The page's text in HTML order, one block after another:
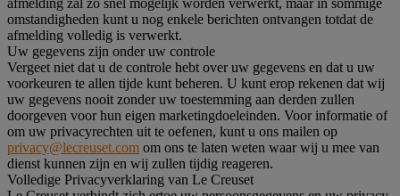
omstandigheden kunt u nog enkele berichten ontvangen totdat de
afmelding volledig is verwerkt.
Uw gegevens zijn onder uw controle
Vergeet niet dat u de controle hebt over uw gegevens en dat u uw
voorkeuren te allen tijde kunt beheren. U kunt erop rekenen dat wij
uw gegevens nooit zonder uw toestemming aan derden zullen
doorgeven voor hun eigen marketingdoeleinden. Voor informatie of
om uw privacyrechten uit te oefenen, kunt u ons mailen op
privacy@lecreuset.com om ons te laten weten waar wij u mee van
dienst kunnen zijn en wij zullen tijdig reageren.
Volledige Privacyverklaring van Le Creuset